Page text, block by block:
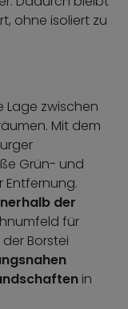
ohne isoliert zu
Lage zwischen
Mit dem
Grün- und
Entfernung.
der
für
Borstei
in